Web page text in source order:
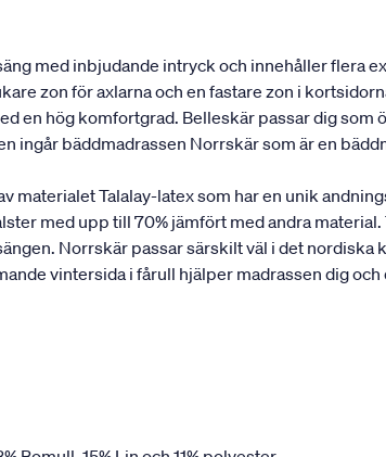
med inbjudande intryck och innehåller flera
zon för axlarna och en fastare zon i
en hög komfortgrad. Belleskär passar dig
ingår bäddmadrassen Norrskär som är en
materialet Talalay-latex som har en unik
med upp till 70% jämfört med andra
Norrskär passar särskilt väl i det
vintersida i fårull hjälper madrassen dig